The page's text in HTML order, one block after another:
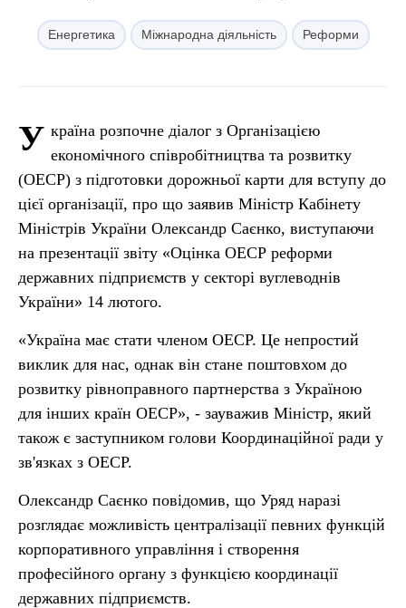
Енергетика Міжнародна діяльність Реформи
У країна розпочне діалог з Організацією
економічного співробітництва та розвитку
(ОЕСР) з підготовки дорожньої карти для вступу до
цієї організації, про що заявив Міністр Кабінету
Міністрів України Олександр Саєнко, виступаючи
на презентації звіту «Оцінка ОЕСР реформи
державних підприємств у секторі вуглеводнів
України» 14 лютого.
«Україна має стати членом ОЕСР. Це непростий
виклик для нас, однак він стане поштовхом до
розвитку рівноправного партнерства з Україною
для інших країн ОЕСР», - зауважив Міністр, який
також є заступником голови Координаційної ради у
зв'язках з ОЕСР.
Олександр Саєнко повідомив, що Уряд наразі
розглядає можливість централізації певних функцій
корпоративного управління і створення
професійного органу з функцією координації
державних підприємств.